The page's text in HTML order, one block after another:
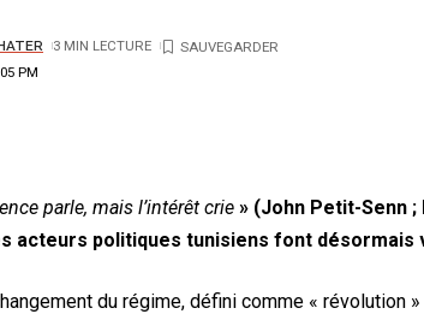
PM
3 MIN LECTURE
parle, mais l’intérêt crie » (John Petit-Senn
acteurs politiques tunisiens font
du régime, défini comme « révolution